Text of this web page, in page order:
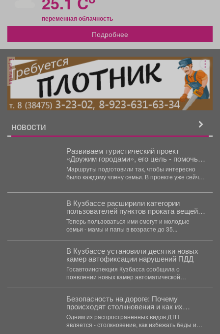
переменная облачность
Подробнее
реклама
НОВОСТИ
Развиваем туристический проект
«Дружим городами», его цель - помочь
кузбассовцам лучше узнать родной
край.
Маршруты подготовили так, чтобы интересно
было каждому члену семьи. В проекте уже сейчас
В Кузбассе расширили категории
пользователей пунктов проката вещей
для новорождённых.
Теперь пользоваться ими смогут и молодые
семьи - мамы и папы в возрасте до 35...
В Кузбассе установили десятки новых
камер автофиксации нарушений ПДД
Госавтоинспекция Кузбасса сообщила о
появлении новых камер автоматической
Безопасность на дороге: Почему
происходят столкновения и как их
избежать?
Одним из распространенных видов ДТП
является - столкновение, как избежать беды и